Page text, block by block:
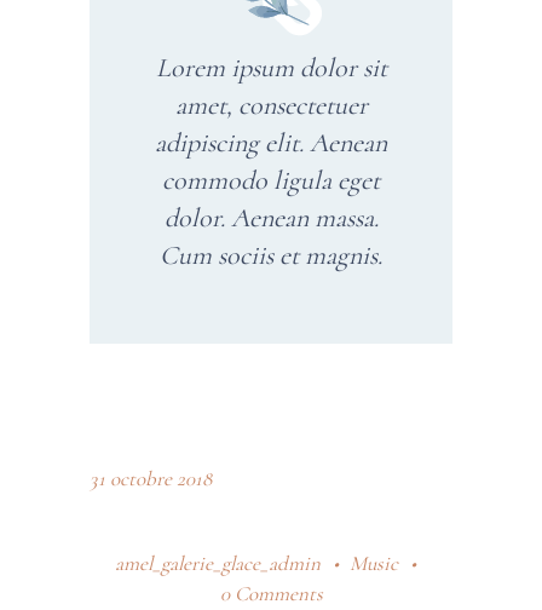
Lorem ipsum dolor sit
amet, consectetuer
adipiscing elit. Aenean
commodo ligula eget
dolor. Aenean massa.
Cum sociis et magnis.
31 octobre 2018
audio
amel_galerie_glace_admin
Music
0 Comments